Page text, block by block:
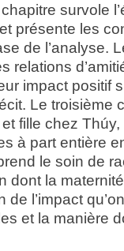
survole
présente les
de l’analyse.
relations
impact positif
Le troisième
fille chez
à part entière
le soin de
dont la
de l’impact
et la manière